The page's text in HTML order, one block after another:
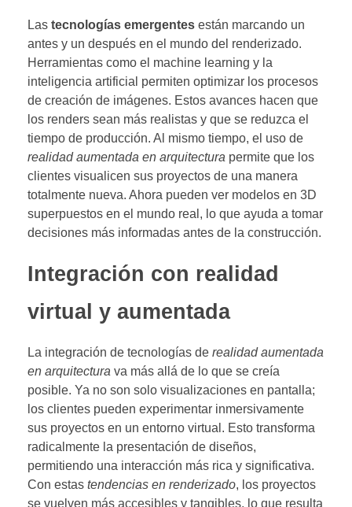
Las tecnologías emergentes están marcando un
antes y un después en el mundo del renderizado.
Herramientas como el machine learning y la
inteligencia artificial permiten optimizar los procesos
de creación de imágenes. Estos avances hacen que
los renders sean más realistas y que se reduzca el
tiempo de producción. Al mismo tiempo, el uso de
realidad aumentada en arquitectura permite que los
clientes visualicen sus proyectos de una manera
totalmente nueva. Ahora pueden ver modelos en 3D
superpuestos en el mundo real, lo que ayuda a tomar
decisiones más informadas antes de la construcción.
Integración con realidad
virtual y aumentada
La integración de tecnologías de realidad aumentada
en arquitectura va más allá de lo que se creía
posible. Ya no son solo visualizaciones en pantalla;
los clientes pueden experimentar inmersivamente
sus proyectos en un entorno virtual. Esto transforma
radicalmente la presentación de diseños,
permitiendo una interacción más rica y significativa.
Con estas tendencias en renderizado, los proyectos
se vuelven más accesibles y tangibles, lo que resulta